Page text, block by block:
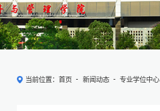
当前位置： 首页 新闻动态 专业学位中心